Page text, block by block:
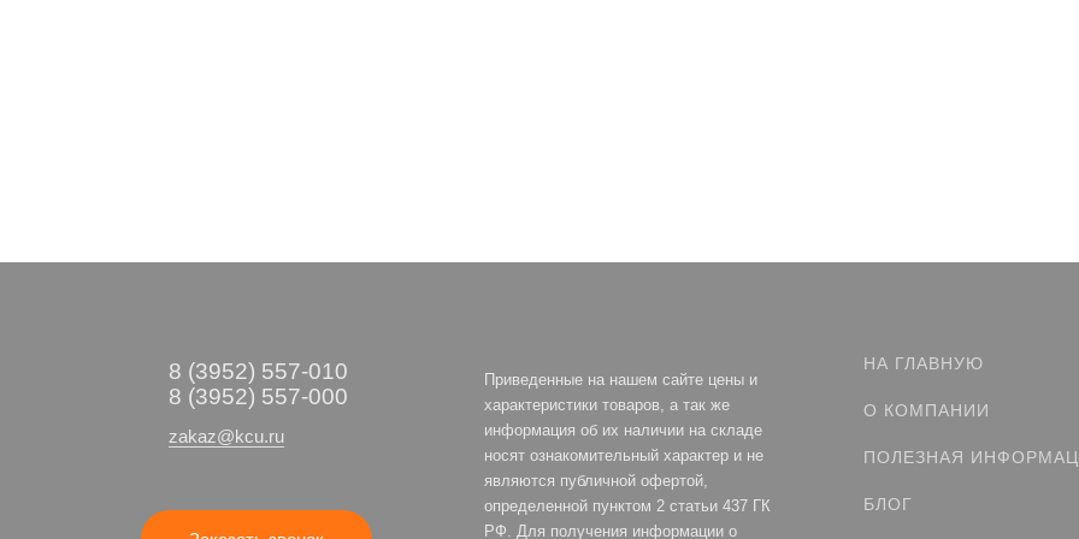
8 (3952) 557-010
8 (3952) 557-000
zakaz@kcu.ru
Приведенные на нашем сайте цены и
характеристики товаров, а так же
информация об их наличии на складе
носят ознакомительный характер и не
являются публичной офертой,
определенной пунктом 2 статьи 437 ГК
РФ. Для получения информации о
НА ГЛАВНУЮ
О КОМПАНИИ
ПОЛЕЗНАЯ
БЛОГ